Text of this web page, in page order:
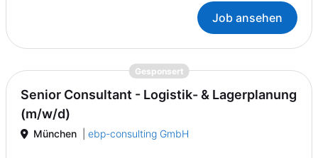
Job ansehen
Gesponsert{prompt.job}
Senior Consultant - Logistik- & Lagerplanung
(m/w/d)
München ebp-consulting GmbH